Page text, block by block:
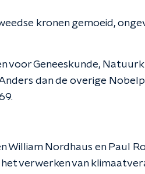
kronen gemoeid,
voor Geneeskunde,
dan de overige
William Nordhaus en Paul
verwerken van